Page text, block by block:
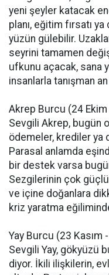
yeni şeyler katacak
planı, eğitim fırsatı
yüzün gülebilir.
seyrini tamamen
ufkunu açacak, sana
insanlarla tanışman
Akrep Burcu (24 Ekim
Sevgili Akrep, bugün
ödemeler, krediler ya
Parasal anlamda
bir destek varsa
Sezgilerinin çok
ve içine doğanlara
kriz yaratma
Yay Burcu (23 Kasım
Sevgili Yay, gökyüzü
diyor. İkili ilişkilerin,